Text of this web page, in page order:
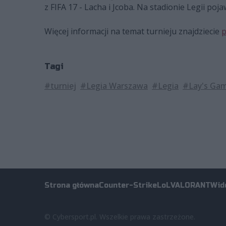
z FIFA 17 - Lacha i Jcoba. Na stadionie Legii
Więcej informacji na temat turnieju znajdziecie
Tagi
#turniej #Legia Warszawa #Legia #Lay's
Strona głównaCounter-StrikeLoLVALORANT